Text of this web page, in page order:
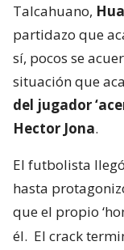
Talcahuano,
partidazo que
sí, pocos se
situación que
del jugador
Hector Jona.
El futbolista
hasta
que el propio
él. El crack